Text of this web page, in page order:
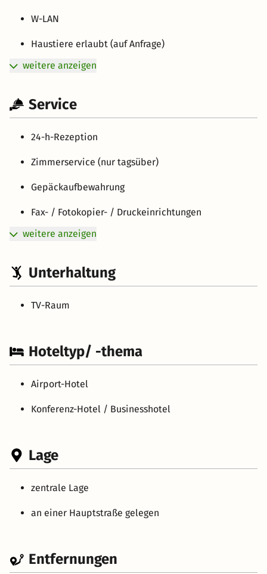
W-LAN
Haustiere erlaubt (auf Anfrage)
weitere anzeigen
Service
24-h-Rezeption
Zimmerservice (nur tagsüber)
Gepäckaufbewahrung
Fax- / Fotokopier- / Druckeinrichtungen
weitere anzeigen
Unterhaltung
TV-Raum
Hoteltyp/ -thema
Airport-Hotel
Konferenz-Hotel / Businesshotel
Lage
zentrale Lage
an einer Hauptstraße gelegen
Entfernungen